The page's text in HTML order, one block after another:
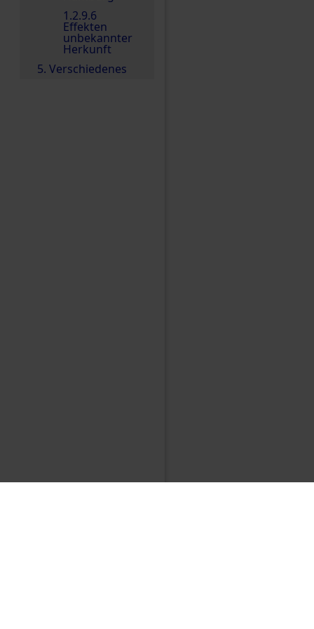
1.2.9.6
Effekten
unbekannter
Herkunft
5. Verschiedenes